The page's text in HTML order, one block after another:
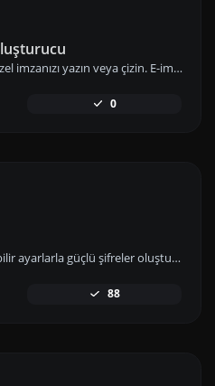
Ücretsiz imza oluşturucu ile özel imzanızı yazın veya çizin. E-imzanızı hızlıca oluşturup indirerek dijital imzanızı hemen kullanıma alabilirsiniz.
0
Özel uzunluk ve yapılandırılabilir ayarlarla güçlü şifreler oluşturun. Sayılar, semboller, küçük ve büyük harf kombinasyonlarını kullanarak şifre güvenliğini artırın.
88